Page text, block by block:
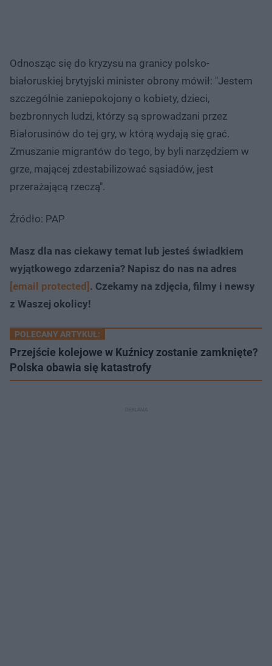
Odnosząc się do kryzysu na granicy polsko-
białoruskiej brytyjski minister obrony mówił: "Jestem
szczególnie zaniepokojony o kobiety, dzieci,
bezbronnych ludzi, którzy są sprowadzani przez
Białorusinów do tej gry, w którą wydają się grać.
Zmuszanie migrantów do tego, by byli narzędziem w
grze, mającej zdestabilizować sąsiadów, jest
przerażającą rzeczą".
Źródło: PAP
Masz dla nas ciekawy temat lub jesteś świadkiem
wyjątkowego zdarzenia? Napisz do nas na adres
[email protected] . Czekamy na zdjęcia, filmy i newsy
z Waszej okolicy!
POLECANY ARTYKUŁ:
Przejście kolejowe w Kuźnicy zostanie zamknięte?
Polska obawia się katastrofy